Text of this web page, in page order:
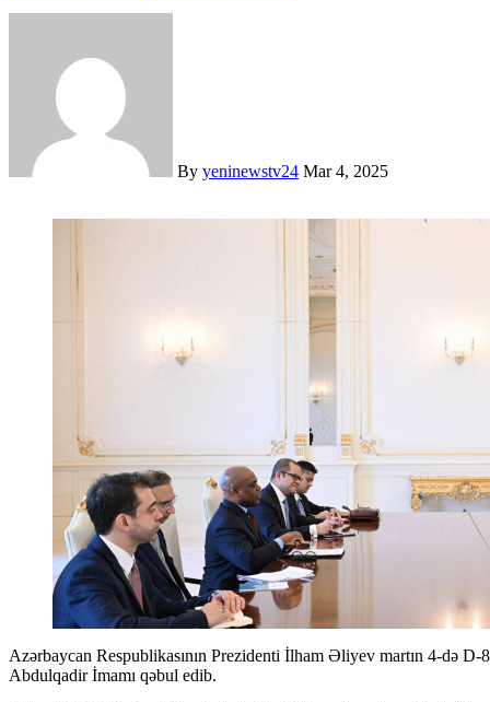
By yeninewstv24 Mar 4, 2025
Azərbaycan Respublikasının Prezidenti İlham Əliyev martın 4-də D-8 İqtisadi Əməkdaşlıq Təşkilatının Baş katibi İsiaka
Abdulqadir İmamı qəbul edib.